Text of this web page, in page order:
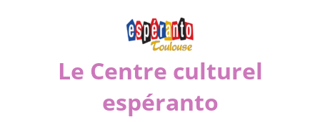
Le Centre culturel
espéranto